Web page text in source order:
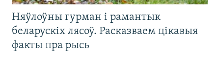
Няўлоўны гурман і рамантык
беларускіх лясоў. Расказваем цікавыя
факты пра рысь